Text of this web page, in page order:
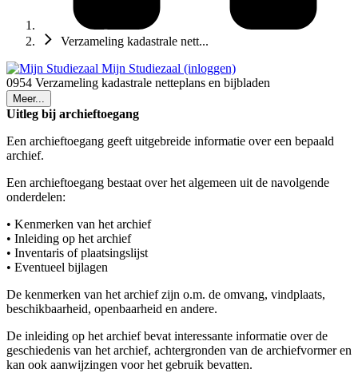
Verzameling kadastrale nett...
Mijn Studiezaal (inloggen)
0954 Verzameling kadastrale netteplans en bijbladen
Meer...
Uitleg bij archieftoegang
Een archieftoegang geeft uitgebreide informatie over een bepaald
archief.
Een archieftoegang bestaat over het algemeen uit de navolgende
onderdelen:
• Kenmerken van het archief
• Inleiding op het archief
• Inventaris of plaatsingslijst
• Eventueel bijlagen
De kenmerken van het archief zijn o.m. de omvang, vindplaats,
beschikbaarheid, openbaarheid en andere.
De inleiding op het archief bevat interessante informatie over de
geschiedenis van het archief, achtergronden van de archiefvormer en
kan ook aanwijzingen voor het gebruik bevatten.